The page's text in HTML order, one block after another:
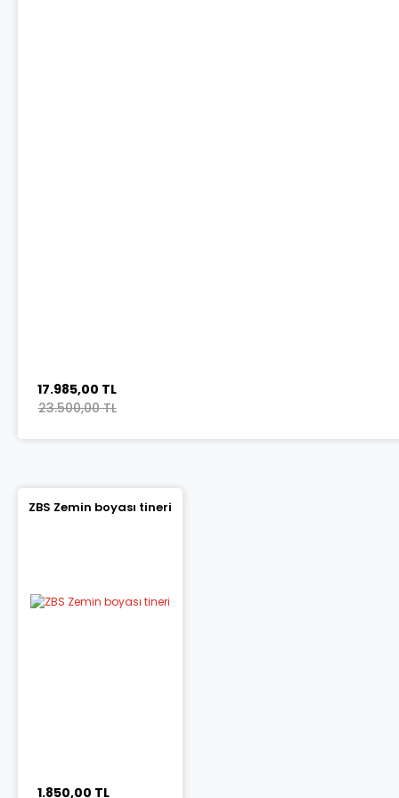
17.985,00 TL
23.500,00 TL
ZBS Zemin boyası tineri
1.850,00 TL